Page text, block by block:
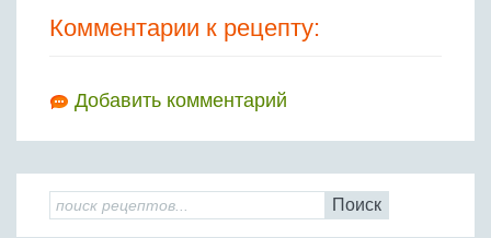
Комментарии к рецепту:
Добавить комментарий
Поиск